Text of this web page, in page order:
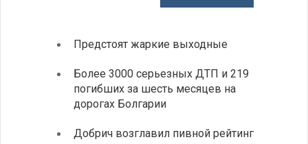
Предстоят жаркие выходные
Более 3000 серьезных ДТП и 219
погибших за шесть месяцев на
дорогах Болгарии
Добрич возглавил пивной рейтинг